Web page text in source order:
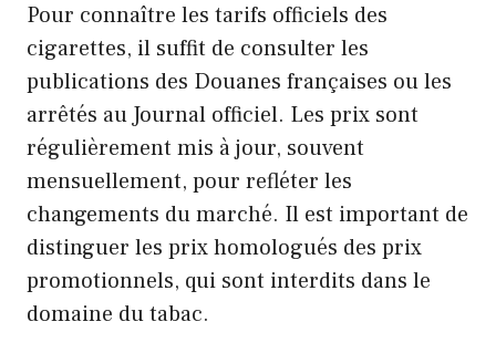
Pour connaître les tarifs officiels des
cigarettes, il suffit de consulter les
publications des Douanes françaises ou les
arrêtés au Journal officiel. Les prix sont
régulièrement mis à jour, souvent
mensuellement, pour refléter les
changements du marché. Il est important de
distinguer les prix homologués des prix
promotionnels, qui sont interdits dans le
domaine du tabac.